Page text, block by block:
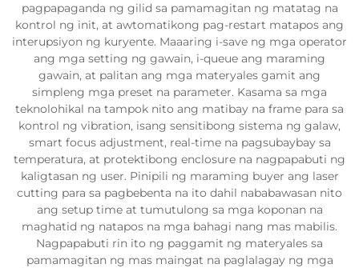
pagpapaganda ng gilid sa pamamagitan ng matatag na
kontrol ng init, at awtomatikong pag-restart matapos ang
interupsiyon ng kuryente. Maaaring i-save ng mga operator
ang mga setting ng gawain, i-queue ang maraming
gawain, at palitan ang mga materyales gamit ang
simpleng mga preset na parameter. Kasama sa mga
teknolohikal na tampok nito ang matibay na frame para sa
kontrol ng vibration, isang sensitibong sistema ng galaw,
smart focus adjustment, real-time na pagsubaybay sa
temperatura, at protektibong enclosure na nagpapabuti ng
kaligtasan ng user. Pinipili ng maraming buyer ang laser
cutting para sa pagbebenta na ito dahil nababawasan nito
ang setup time at tumutulong sa mga koponan na
maghatid ng natapos na mga bahagi nang mas mabilis.
Nagpapabuti rin ito ng paggamit ng materyales sa
pamamagitan ng mas maingat na paglalagay ng mga